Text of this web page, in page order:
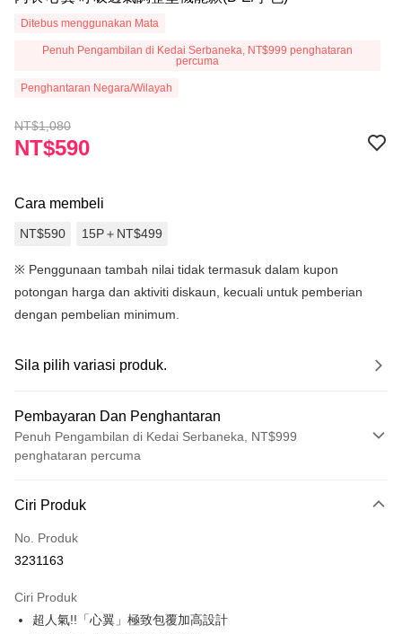
Ditebus menggunakan Mata
Penuh Pengambilan di Kedai Serbaneka, NT$999 penghataran
percuma
Penghantaran Negara/Wilayah
NT$1,080
NT$590
Cara membeli
NT$590 15P＋NT$499
※ Penggunaan tambah nilai tidak termasuk dalam kupon
potongan harga dan aktiviti diskaun, kecuali untuk pemberian
dengan pembelian minimum.
Sila pilih variasi produk.
Pembayaran Dan Penghantaran
Penuh Pengambilan di Kedai Serbaneka, NT$999
penghataran percuma
Kad Kredit (Bayaran Penuh)
Pengambilan di Kedai Serbaneka
Pemindahan ATM
Ciri Produk
No. Produk
3231163
Ciri Produk
超人氣!!「心翼」極致包覆加高設計